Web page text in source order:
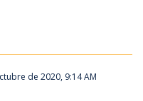
de 2020, 9:14 AM